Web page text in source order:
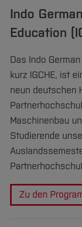
Superiores de
Indo
Education
Das Indo
kurz IGCHE, ist
neun deutschen
Maschinenbau
Studierende
Zu den